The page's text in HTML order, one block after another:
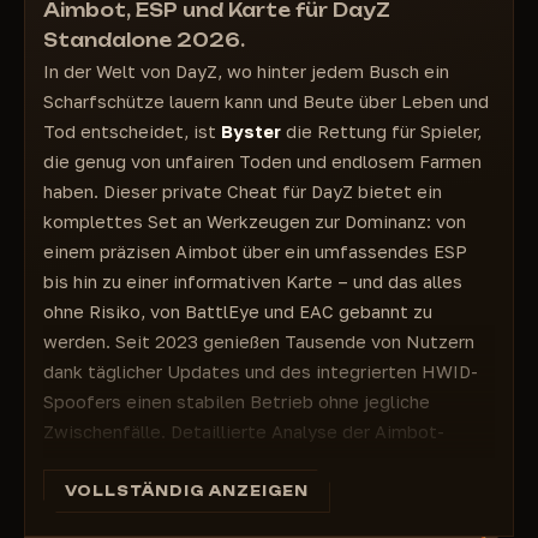
- ESP Auto
- Lebensanzeige für Spieler/Zombies
- Autoteile
- Zombie-Entfernung
- Spieler-Entfernungsregler
- Zombie-Entfernungsregler
- Auto-Entfernungsregler
- Tier-Entfernungsregler
- Leichen
- Städte
- Militär- und Stadtdarstellungen
> LUT
>
- Waffen
- Läden
- Patronen
werden die bereits angesehenen
Gegenstände hinzugefügt)
angezeigt
> ONLINE-KARTE
>
Karte: Chernarus, Livonia, Sachalin
- Zeigt deine Bewegungsrichtung in Echtzeit
auf der Karte an
- Zeigt deinen Standort in Echtzeit auf der
Karte an
- Zeigt nur aktive Spieler auf dem Server an
- Genaue Informationen darüber, welcher
Spieler sich auf dem Server befindet
- „Zu Freunden hinzufügen“, „Aus Freunden
- Zeigt die Server-Admins an
> SONSTIGES
Aimbot, ESP und Karte für DayZ
Standalone 2026.
In der Welt von DayZ, wo hinter jedem Busch ein
Scharfschütze lauern kann und Beute über Leben und
Tod entscheidet, ist Byster die Rettung für Spieler,
die genug von unfairen Toden und endlosem Farmen
haben. Dieser private Cheat für DayZ bietet ein
komplettes Set an Werkzeugen zur Dominanz: von
einem präzisen Aimbot über ein umfassendes ESP
bis hin zu einer informativen Karte – und das alles
ohne Risiko, von BattlEye und EAC gebannt zu
werden. Seit 2023 genießen Tausende von Nutzern
dank täglicher Updates und des integrierten HWID-
Spoofers einen stabilen Betrieb ohne jegliche
Zwischenfälle. Detaillierte Analyse der Aimbot-
🎯 Vollwertiger Aimbot mit benutzerdefinierten
VOLLSTÄNDIG ANZEIGEN